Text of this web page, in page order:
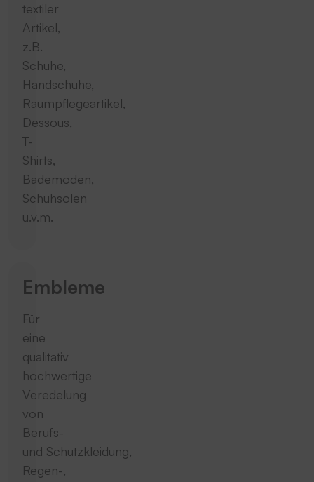
textiler
Artikel,
z.B.
Schuhe,
Handschuhe,
Raumpflegeartikel,
Dessous,
T-
Shirts,
Bademoden,
Schuhsolen
u.v.m.
Embleme
Für
eine
qualitativ
hochwertige
Veredelung
von
Berufs-
und Schutzkleidung,
Regen-,